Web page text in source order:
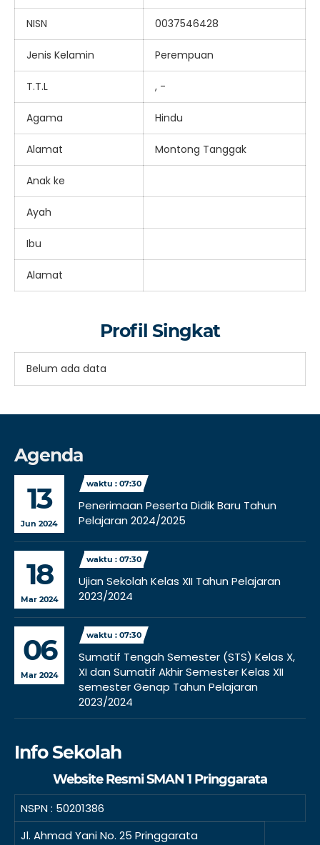
NISN 0037546428
Jenis Kelamin Perempuan
T.T.L , -
Agama Hindu
Alamat Montong Tanggak
Anak ke
Ayah
Ibu
Alamat
Profil Singkat
Belum ada data
Agenda
13
Jun 2024
waktu : 07:30
Penerimaan Peserta Didik Baru Tahun
Pelajaran 2024/2025
18
Mar 2024
waktu : 07:30
Ujian Sekolah Kelas XII Tahun Pelajaran
2023/2024
06
Mar 2024
waktu : 07:30
Sumatif Tengah Semester (STS) Kelas X,
XI dan Sumatif Akhir Semester Kelas XII
semester Genap Tahun Pelajaran
2023/2024
Info Sekolah
Website Resmi SMAN 1 Pringgarata
NSPN : 50201386
Jl. Ahmad Yani No. 25 Pringgarata